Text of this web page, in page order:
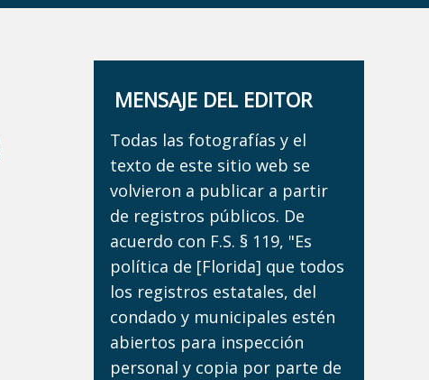
MENSAJE DEL EDITOR
Todas las fotografías y el
texto de este sitio web se
volvieron a publicar a partir
de registros públicos. De
acuerdo con F.S. § 119, "Es
política de [Florida] que todos
los registros estatales, del
condado y municipales estén
abiertos para inspección
personal y copia por parte de